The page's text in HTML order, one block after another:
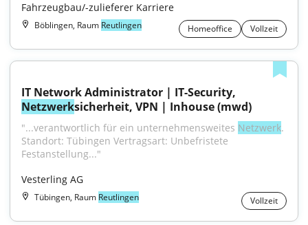
Fahrzeugbau/-zulieferer Karriere
Böblingen, Raum Reutlingen Homeoffice Vollzeit
Netzwerksicherheit, VPN | Inhouse (mwd)
"...verantwortlich für ein unternehmensweites Netzwerk.
Standort: Tübingen Vertragsart: Unbefristete
Festanstellung..."
Vesterling AG
Tübingen, Raum Reutlingen Vollzeit